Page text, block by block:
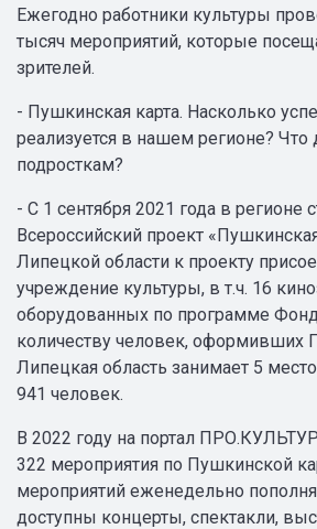
Ежегодно работники культуры
тысяч мероприятий, которые
зрителей.
- Пушкинская карта. Насколько
реализуется в нашем регионе? Что
подросткам?
- C 1 сентября 2021 года в регионе
Всероссийский проект
Липецкой области к проекту
учреждение культуры, в т.ч. 16
оборудованных по программе
количеству человек, оформивших
Липецкая область занимает 5
941 человек.
В 2022 году на портал
322 мероприятия по Пушкинской
мероприятий еженедельно
доступны концерты, спектакли,